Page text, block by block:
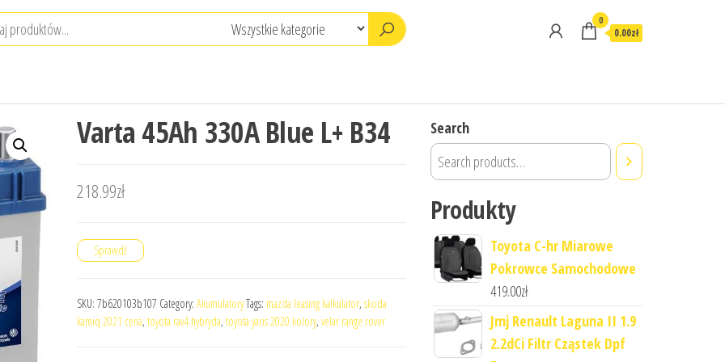
0
0.00zł
Varta 45Ah 330A Blue L+ B34
218.99zł
Sprawdź
SKU: 7b620103b107 Category: AkumulatoryTags: mazda leasing kalkulator, skoda
kamiq 2021 cena, toyota rav4 hybryda, toyota yaris 2020 kolory, velar range rover
Search
Produkty
Toyota C-hr Miarowe
Pokrowce Samochodowe
419.00zł
Jmj Renault Laguna II 1.9
2.2dCi Filtr Cząstek Dpf